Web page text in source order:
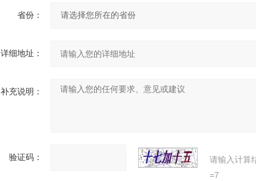
省份：
详细地址：
补充说明：
验证码：
请输入计算
=7